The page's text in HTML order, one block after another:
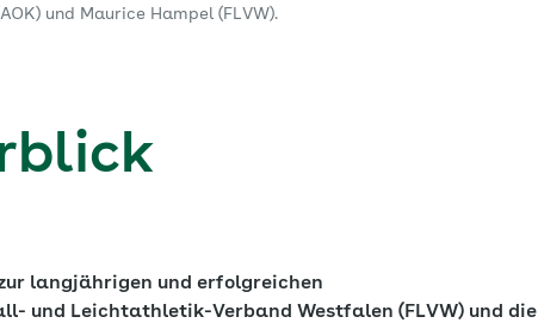
und Maurice Hampel (FLVW).
langjährigen und erfolgreichen
und Leichtathletik-Verband Westfalen (FLVW) und die